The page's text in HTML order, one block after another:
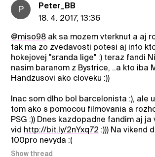
P
Peter_BB
18. 4. 2017, 13:36
@miso98 ak sa mozem vterknut a aj
tak ma zo zvedavosti potesi aj info
hokejovej "sranda lige" :) teraz fandi
nasim baranom z Bystrice, ..a kto iba
Handzusovi ako cloveku :))
Inac som dlho bol barcelonista :), ale
tom ako s pomocou filmovania a
PSG :)) Dnes kazdopadne fandim aj ja
vid http://bit.ly/2nYxq72 :))) Na vikend
100pro nevyda :(
Show thread